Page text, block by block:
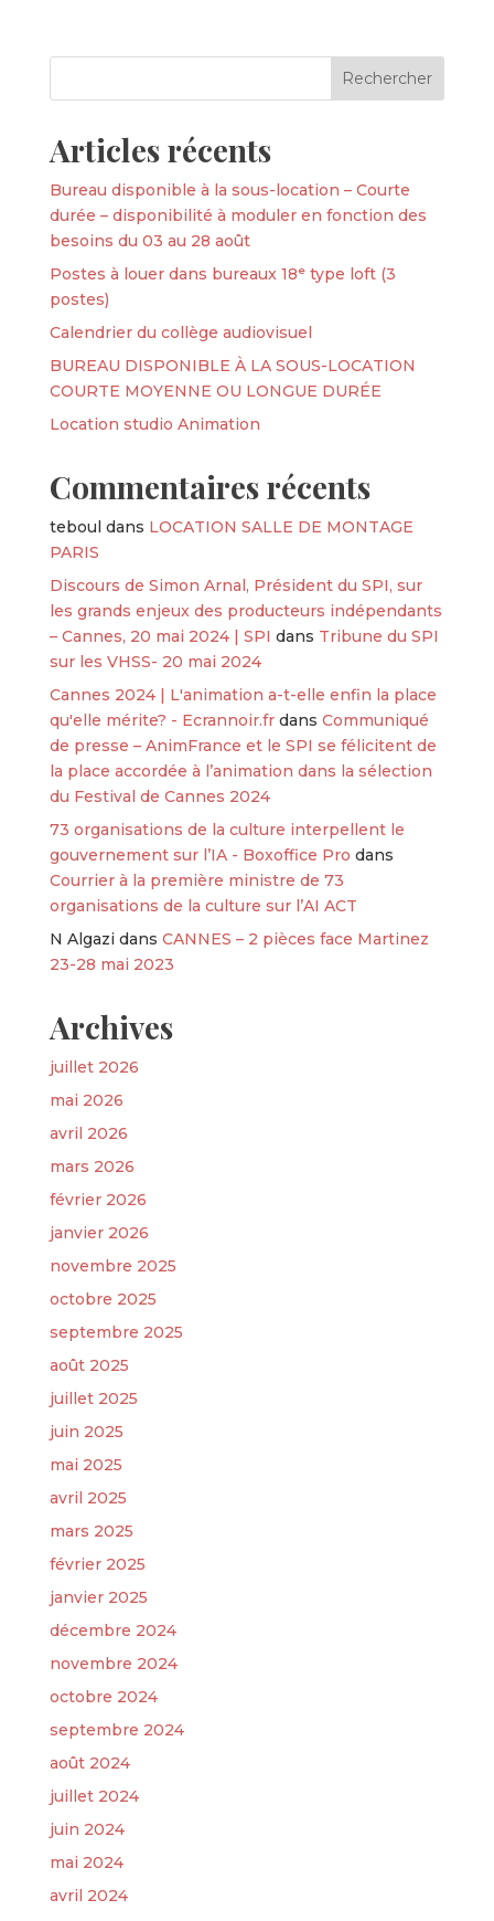
Articles récents
Bureau disponible à la sous-location – Courte
durée – disponibilité à moduler en fonction des
besoins du 03 au 28 août
Postes à louer dans bureaux 18ᵉ type loft (3
postes)
Calendrier du collège audiovisuel
BUREAU DISPONIBLE À LA SOUS-LOCATION
COURTE MOYENNE OU LONGUE DURÉE
Location studio Animation
Commentaires récents
teboul dans LOCATION SALLE DE MONTAGE
PARIS
Discours de Simon Arnal, Président du SPI, sur
les grands enjeux des producteurs indépendants
– Cannes, 20 mai 2024 | SPI dans Tribune du SPI
sur les VHSS- 20 mai 2024
Cannes 2024 | L'animation a-t-elle enfin la place
qu'elle mérite? - Ecrannoir.frdans Communiqué
de presse – AnimFrance et le SPI se félicitent de
la place accordée à l’animation dans la sélection
du Festival de Cannes 2024
73 organisations de la culture interpellent le
gouvernement sur l’IA - Boxoffice Pro dans
Courrier à la première ministre de 73
organisations de la culture sur l’AI ACT
N Algazi dans CANNES – 2 pièces face Martinez
23-28 mai 2023
Archives
juillet 2026
mai 2026
avril 2026
mars 2026
février 2026
janvier 2026
novembre 2025
octobre 2025
septembre 2025
août 2025
juillet 2025
juin 2025
mai 2025
avril 2025
mars 2025
février 2025
janvier 2025
décembre 2024
novembre 2024
octobre 2024
septembre 2024
août 2024
juillet 2024
juin 2024
mai 2024
avril 2024